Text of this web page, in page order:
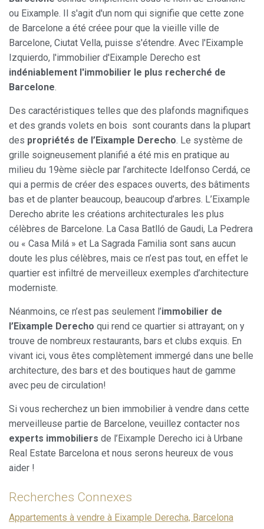
ou Eixample. Il s'agit d'un nom qui signifie que cette zone
de Barcelone a été créee pour que la vieille ville de
Barcelone, Ciutat Vella, puisse s'étendre. Avec l'Eixample
Izquierdo, l'immobilier d'Eixample Derecho est
indéniablement l'immobilier le plus recherché de
Barcelone.
Des caractéristiques telles que des plafonds magnifiques
et des grands volets en bois sont courants dans la plupart
des propriétés de l’Eixample Derecho. Le système de
grille soigneusement planifié a été mis en pratique au
milieu du 19ème siècle par l’architecte Idelfonso Cerdá, ce
qui a permis de créer des espaces ouverts, des bâtiments
bas et de planter beaucoup, beaucoup d’arbres. L’Eixample
Derecho abrite les créations architecturales les plus
célèbres de Barcelone. La Casa Batlló de Gaudi, La Pedrera
ou « Casa Milá » et La Sagrada Familia sont sans aucun
doute les plus célèbres, mais ce n’est pas tout, en effet le
quartier est infiltré de merveilleux exemples d’architecture
moderniste.
Néanmoins, ce n’est pas seulement l’immobilier de
l’Eixample Derecho qui rend ce quartier si attrayant; on y
trouve de nombreux restaurants, bars et clubs exquis. En
vivant ici, vous êtes complètement immergé dans une belle
architecture, des bars et des boutiques haut de gamme
avec peu de circulation!
Si vous recherchez un bien immobilier à vendre dans cette
merveilleuse partie de Barcelone, veuillez contacter nos
experts immobiliers de l’Eixample Derecho ici à Urbane
Real Estate Barcelona et nous serons heureux de vous
aider !
Recherches Connexes
Appartements à vendre à Eixample Derecha, Barcelona